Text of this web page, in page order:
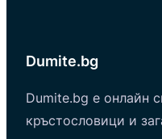
Dumite.bg
Dumite.bg е онлайн
кръстословици и